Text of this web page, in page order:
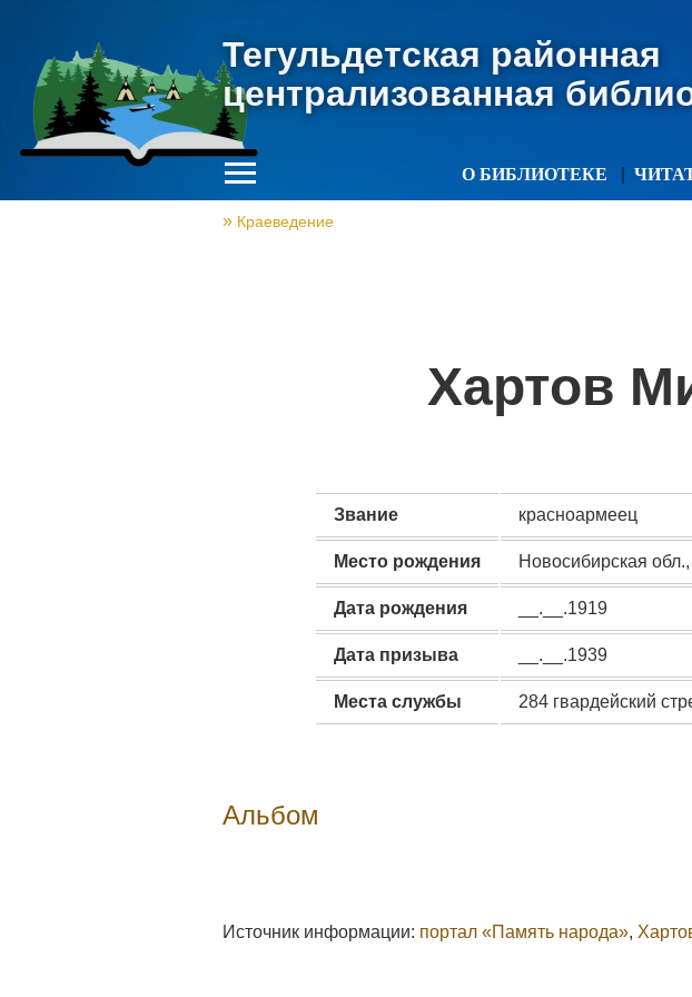
Тегульдетская районная
централизованная
О БИБЛИОТЕКЕ
Краеведение
Хартов
Звание красноармеец
Место рождения Новосибирская обл.,
Дата рождения __.__.1919
Дата призыва __.__.1939
Места службы 284 гвардейский
Альбом
Источник информации: портал «Память народа»,